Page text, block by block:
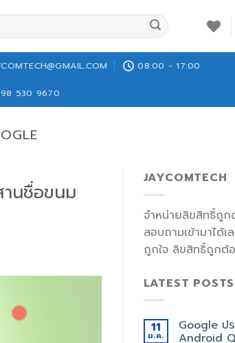
08:00 - 17:00
530 9670
นชื่อขนม
JAYCOMTECH
จำหน่ายลิขสิทธิ์ถูก
สอบถามเข้ามาได้เ
ถูกใจ ลิขสิทธิ์ถูกต้
LATEST POSTS
11
ม.ค.
Google ป
Android